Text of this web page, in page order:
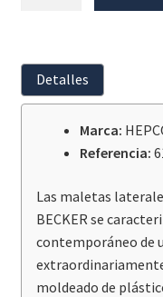
Izquierda
Negra
Detalles
Marca:
Referencia:
Las maletas
BECKER se
contemporáneo de
moldeado de